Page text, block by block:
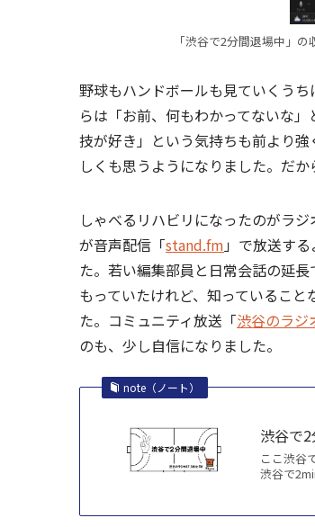
「渋谷で2分間退場中」
野球もハンドボールも見ていくう
らは「お前、何もわかってないな
技が好き」という気持ちも前より
しくも思うようになりました。だ
しゃべるリハビリになったのがラ
が音声配信「stand.fm 」で放送す
た。若い編集部員と日常会話の延
もっていたけれど、知っているこ
た。コミュニティ放送「渋谷のラジ
のも、少し自信になりました。
note（ノート）
渋谷で
ここ渋谷
渋谷で